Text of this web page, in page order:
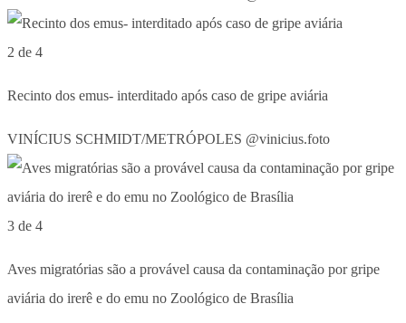
2 de 4
Recinto dos emus- interditado após caso de gripe aviária
VINÍCIUS SCHMIDT/METRÓPOLES @vinicius.foto
3 de 4
Aves migratórias são a provável causa da contaminação por gripe
aviária do irerê e do emu no Zoológico de Brasília